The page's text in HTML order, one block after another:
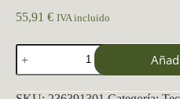
55,91 € IVA incluido
Ventilador
Dc
Tridente
59w